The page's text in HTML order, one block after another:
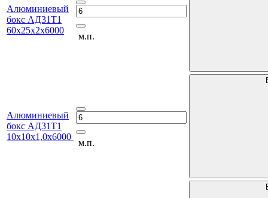
Алюминиевый
бокс АД31Т1
60х25х2х6000
м.п.
Алюминиевый
бокс АД31Т1
10х10х1,0х6000
м.п.